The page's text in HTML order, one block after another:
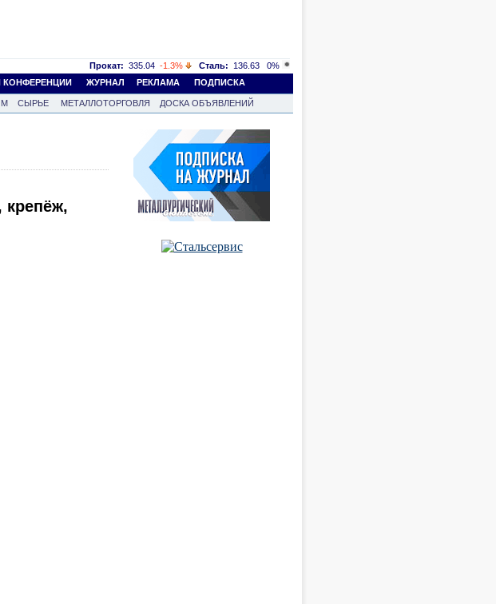
Прокат: 335.04 -1.3% Сталь: 136.63
0%
КОНФЕРЕНЦИИ ЖУРНАЛ РЕКЛАМА ПОДПИСКА
СЫРЬЕ МЕТАЛЛОТОРГОВЛЯ
ДОСКА ОБЪЯВЛЕНИЙ